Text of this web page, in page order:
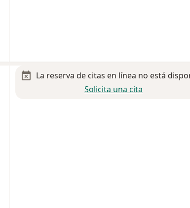
La reserva de citas en línea no está
Solicita una cita